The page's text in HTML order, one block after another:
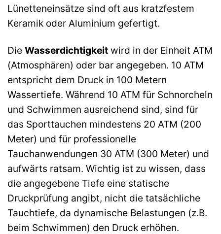
Lünetteneinsätze sind oft aus kratzfestem
Keramik oder Aluminium gefertigt.
Die Wasserdichtigkeit wird in der Einheit ATM
(Atmosphären) oder bar angegeben. 10 ATM
entspricht dem Druck in 100 Metern
Wassertiefe. Während 10 ATM für Schnorcheln
und Schwimmen ausreichend sind, sind für
das Sporttauchen mindestens 20 ATM (200
Meter) und für professionelle
Tauchanwendungen 30 ATM (300 Meter) und
aufwärts ratsam. Wichtig ist zu wissen, dass
die angegebene Tiefe eine statische
Druckprüfung angibt, nicht die tatsächliche
Tauchtiefe, da dynamische Belastungen (z.B.
beim Schwimmen) den Druck erhöhen.